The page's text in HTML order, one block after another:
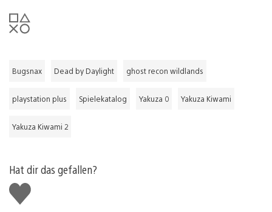
Bugsnax Dead by Daylight ghost recon wildlands
playstation plus Spielekatalog Yakuza 0 Yakuza Kiwami
Yakuza Kiwami 2
Hat dir das gefallen?
Gefällt
mir